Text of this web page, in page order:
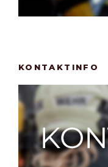
KONTAKTINFO